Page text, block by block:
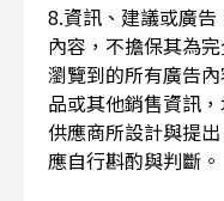
8.資訊、建議或廣
內容，不擔保其為
瀏覽到的所有廣告
品或其他銷售資訊
供應商所設計與提
應自行斟酌與判斷。